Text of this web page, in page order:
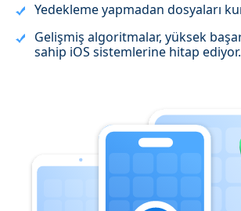
Yedekleme yapmadan dosyaları
Gelişmiş algoritmalar, yüksek
sahip iOS sistemlerine hitap ediyor.